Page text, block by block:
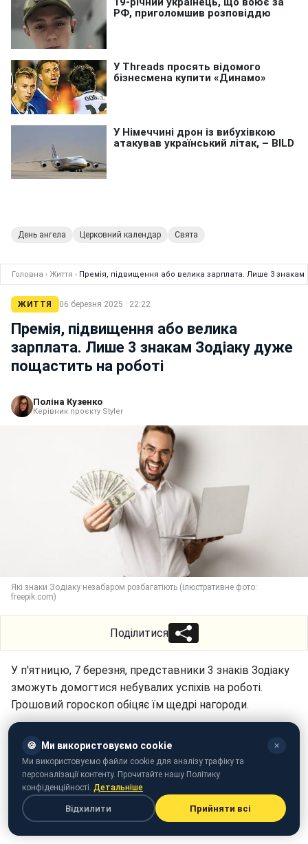
День ангела Церковний календар Свята
Головна › Життя › Премія, підвищення або велика зарплата. Лише 3 знакам
ЖИТТЯ 06 березня 2025 · 22:22
Премія, підвищення або велика
зарплата. Лише 3 знакам Зодіаку дуже
пощастить на роботі
Поліна Кузенко
Керівник проєкту Styler
Які знаки Зодіаку незабаром розбагатіють (ілюстративне фото:
freepik.com)
Поділитися
У п'ятницю, 7 березня, представники 3 знаків Зодіаку
зможуть домогтися небувалих успіхів на роботі.
Грошовий гороскоп обіцяє їм щедрі нагороди.
РБК-Україна (проект Styler) з посиланням на
Tango.
🍪 Ми використовуємо cookie ✕
Ми використовуємо файли cookie для аналізу трафіку та
персоналізації контенту. Прочитайте нашу Політику
конфіденційності. Детальніше
Відхилити Прийняти всі